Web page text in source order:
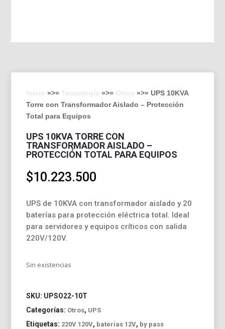
»>» »>»
»>» UPS 10KVA
Torre con Transformador Aislado – Protección
Total para Equipos
UPS 10KVA TORRE CON
TRANSFORMADOR AISLADO –
PROTECCIÓN TOTAL PARA EQUIPOS
$10.223.500
UPS de 10KVA con transformador aislado y 20
baterías para protección eléctrica total. Ideal
para servidores y equipos críticos con salida
220V/120V.
Sin existencias
SKU: UPSO22-10T
Categorías: Otros, UPS
Etiquetas: 220V 120V, baterías 12V, by pass